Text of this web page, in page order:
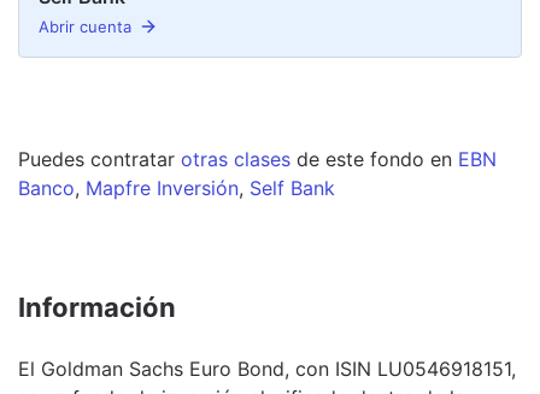
Abrir cuenta
Puedes contratar otras clases de este fondo en EBN
Banco, Mapfre Inversión, Self Bank
Información
El Goldman Sachs Euro Bond, con ISIN LU0546918151,